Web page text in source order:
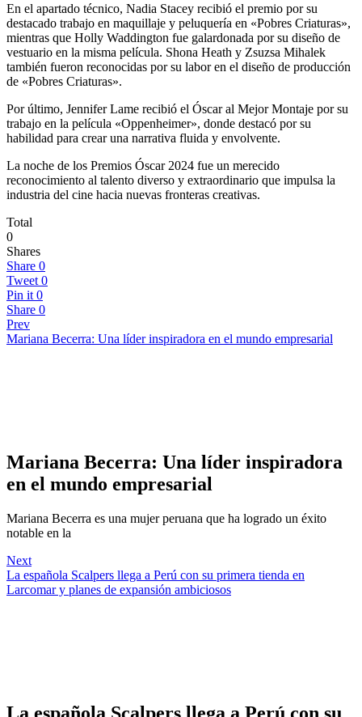
En el apartado técnico, Nadia Stacey recibió el premio por su
destacado trabajo en maquillaje y peluquería en «Pobres Criaturas»,
mientras que Holly Waddington fue galardonada por su diseño de
vestuario en la misma película. Shona Heath y Zsuzsa Mihalek
también fueron reconocidas por su labor en el diseño de producción
de «Pobres Criaturas».
Por último, Jennifer Lame recibió el Óscar al Mejor Montaje por su
trabajo en la película «Oppenheimer», donde destacó por su
habilidad para crear una narrativa fluida y envolvente.
La noche de los Premios Óscar 2024 fue un merecido
reconocimiento al talento diverso y extraordinario que impulsa la
industria del cine hacia nuevas fronteras creativas.
Total
0
Shares
Share 0
Tweet 0
Pin it 0
Share 0
Prev
Mariana Becerra: Una líder inspiradora en el mundo empresarial
Mariana Becerra: Una líder inspiradora
en el mundo empresarial
Mariana Becerra es una mujer peruana que ha logrado un éxito
notable en la
Next
La española Scalpers llega a Perú con su primera tienda en
Larcomar y planes de expansión ambiciosos
La española Scalpers llega a Perú con su